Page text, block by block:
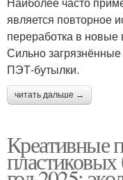
является повторное
переработка в
Сильно
ПЭТ-бутылки.
читать дальше →
Креативные